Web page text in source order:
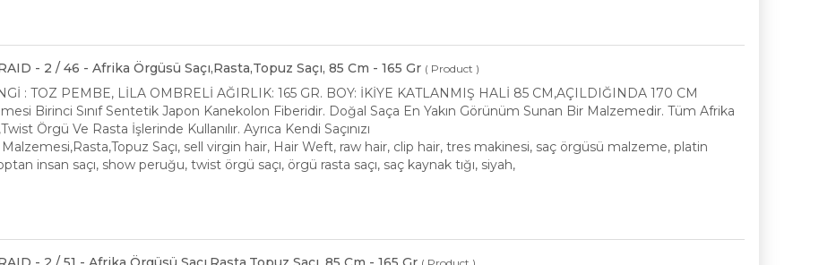
- 2 / 46 - Afrika Örgüsü Saçı,Rasta,Topuz Saçı, 85 Cm - 165 Gr ( Product )
: TOZ PEMBE, LİLA OMBRELİ AĞIRLIK: 165 GR. BOY: İKİYE KATLANMIŞ HALİ 85 CM,AÇILDIĞINDA 170 CM
Birinci Sınıf Sentetik Japon Kanekolon Fiberidir. Doğal Saça En Yakın Görünüm Sunan Bir Malzemedir. Tüm Afrika
Örgü Ve Rasta İşlerinde Kullanılır. Ayrıca Kendi Saçınızı
Saçı, sell virgin hair, Hair Weft, raw hair, clip hair, tres makinesi, saç örgüsü malzeme, platin
insan saçı, show peruğu, twist örgü saçı, örgü rasta saçı, saç kaynak tığı, siyah,